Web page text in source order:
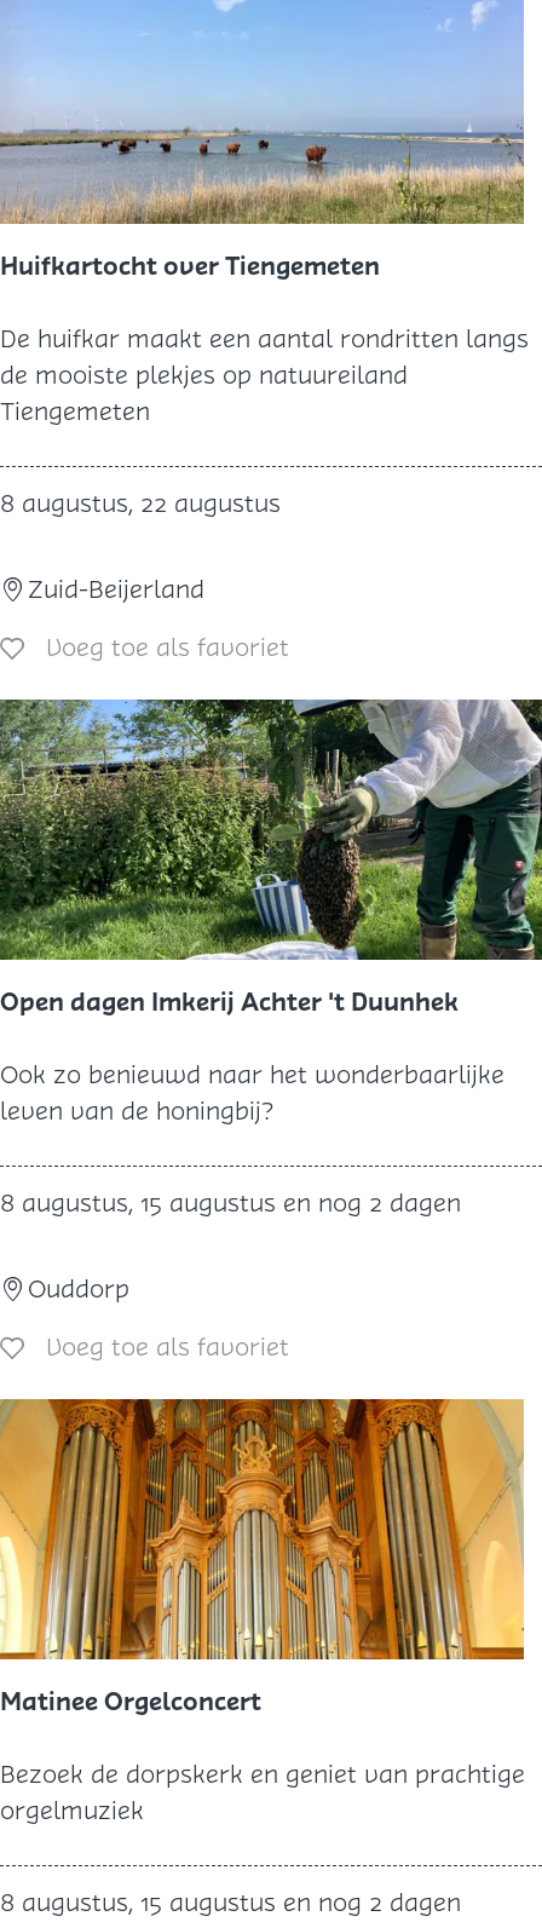
n
a
n
l
a
k
e
e
Huifkartocht over Tiengemeten
H
u
i
a
t
c
h
t
o
v
e
r
T
i
e
g
e
e
t
n
De huifkar maakt een aantal rondritten langs
de mooiste plekjes op natuureiland
Tiengemeten
8 augustus, 22 augustus
Zuid-Beijerland
Voeg toe als favoriet
Open dagen Imkerij Achter 't Duunhek
O
p
d
g
n
I
m
e
r
i
j
A
c
t
e
'
t
Ook zo benieuwd naar het wonderbaarlijke
leven van de honingbij?
8 augustus, 15 augustus en nog 2 dagen
Ouddorp
Voeg toe als favoriet
Matinee Orgelconcert
M
a
Bezoek de dorpskerk en geniet van prachtige
orgelmuziek
8 augustus, 15 augustus en nog 2 dagen